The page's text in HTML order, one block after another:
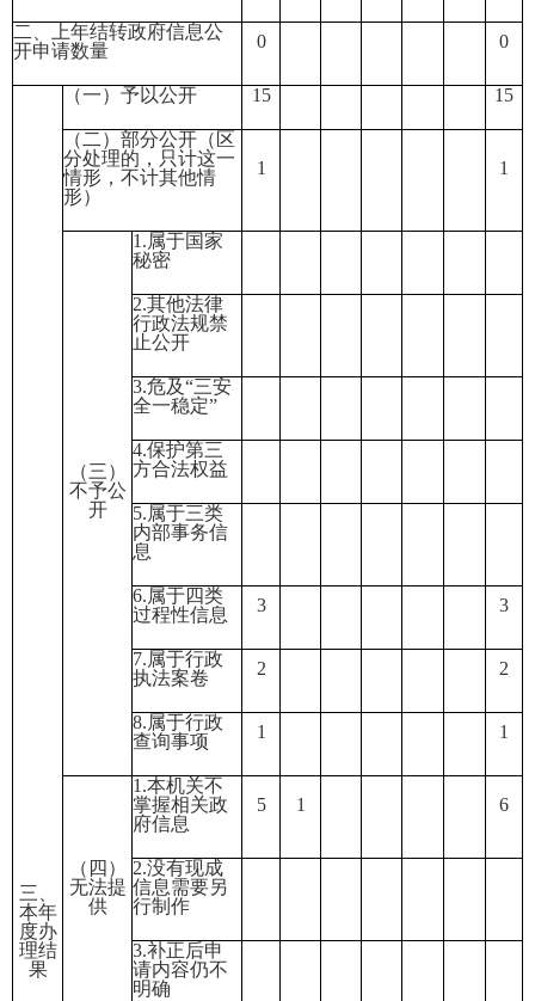
二、上年结转政府信息公
开申请数量
0 0
三、
本年
度办
理结
果
（一）予以公开 15 15
（二）部分公开（区
分处理的，只计这一
情形，不计其他情
形）
1 1
（三）
不予公
开
1.属于国家
秘密
2.其他法律
行政法规禁
止公开
3.危及“三安
全一稳定”
4.保护第三
方合法权益
5.属于三类
内部事务信
息
6.属于四类
过程性信息
3 3
7.属于行政
执法案卷
2 2
8.属于行政
查询事项
1 1
（四）
无法提
供
1.本机关不
掌握相关政
府信息
5 1 6
2.没有现成
信息需要另
行制作
3.补正后申
请内容仍不
明确